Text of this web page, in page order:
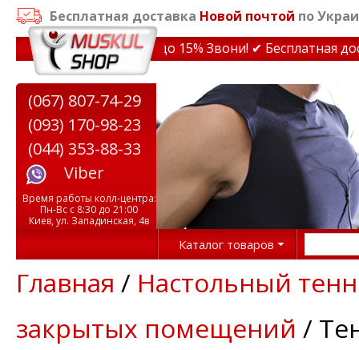
Бесплатная доставка Новой почтой по
на тренажеры до 15% Звони! ✔ Бесплатная
(067) 807-74-29
(093) 170-98-23
(044) 353-88-33
Viber
Время работы колл-центра:
Пн-Вс с 8:30 до 21:00
Киев, ул. Западинская, 4в
Каталог товаров
Главная / Настольный
закрытых помещений /